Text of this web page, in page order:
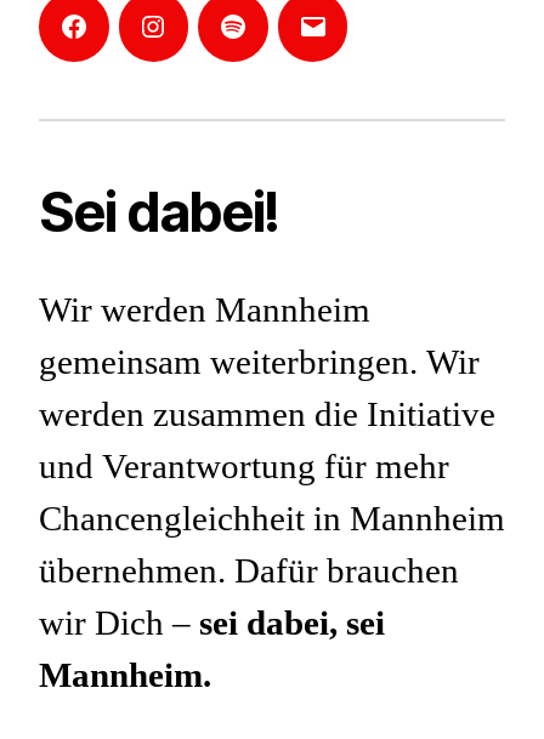
FacebookInstagramMannheim-
E-
Sei dabei!
Wir werden Mannheim
gemeinsam weiterbringen. Wir
werden zusammen die Initiative
und Verantwortung für mehr
Chancengleichheit in Mannheim
übernehmen. Dafür brauchen
wir Dich –sei dabei, sei
Mannheim.